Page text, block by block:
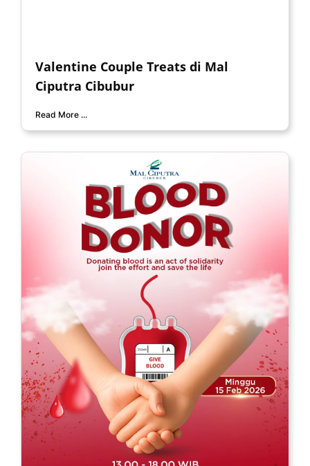
Valentine Couple Treats di Mal
Ciputra Cibubur
Read More ...